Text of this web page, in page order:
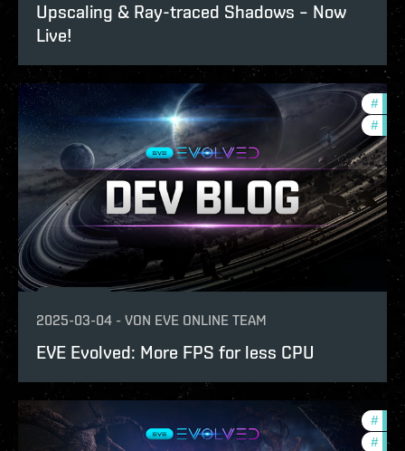
Upscaling & Ray-traced Shadows – Now
Live!
#
#
2025-03-04 - VON EVE ONLINE TEAM
EVE Evolved: More FPS for less CPU
#
#